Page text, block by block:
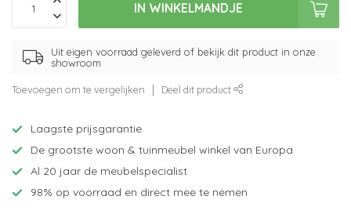
IN WINKELMANDJE
Uit eigen voorraad geleverd of bekijk dit product in onze
showroom
Toevoegen om te vergelijken Deel dit product
Laagste prijsgarantie
De grootste woon & tuinmeubel winkel van Europa
Al 20 jaar de meubelspecialist
98% op voorraad en direct mee te nemen